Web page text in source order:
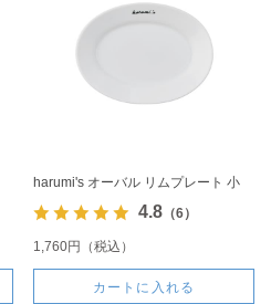
harumi's オーバル リムプレート 小
4.8（6）
1,760円（税込）
カートに入れる